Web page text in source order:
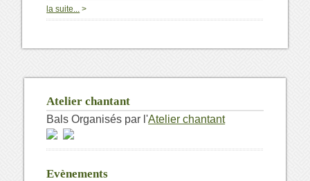
la suite... >
Atelier chantant
Bals Organisés par l'Atelier chantant
Evènements